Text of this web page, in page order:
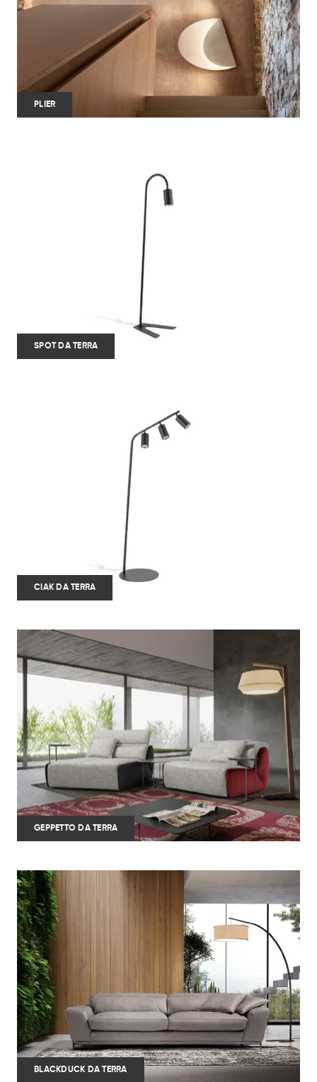
PLIER
SPOT DA TERRA
CIAK DA TERRA
GEPPETTO DA TERRA
BLACKDUCK DA TERRA